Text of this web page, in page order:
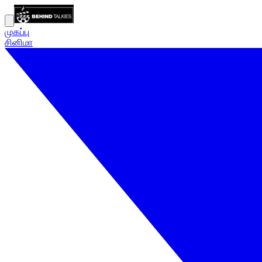
முகப்பு
சினிமா